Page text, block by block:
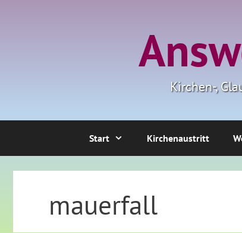
Kirchen-,
Start Kirchenaustritt
mauerfall